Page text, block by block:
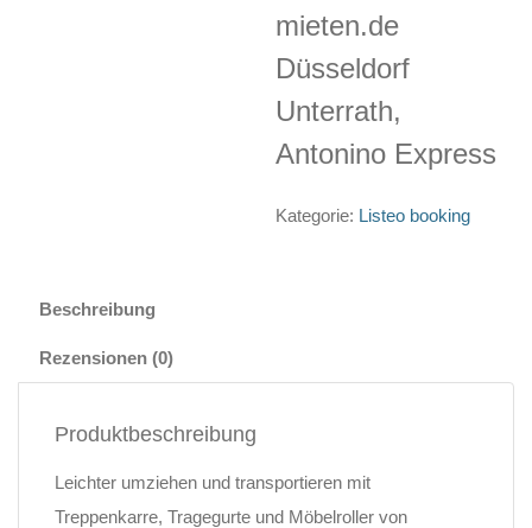
mieten.de
Düsseldorf
Unterrath,
Antonino Express
Kategorie: Listeo booking
Beschreibung
Rezensionen (0)
Produktbeschreibung
Leichter umziehen und transportieren mit
Treppenkarre, Tragegurte und Möbelroller von